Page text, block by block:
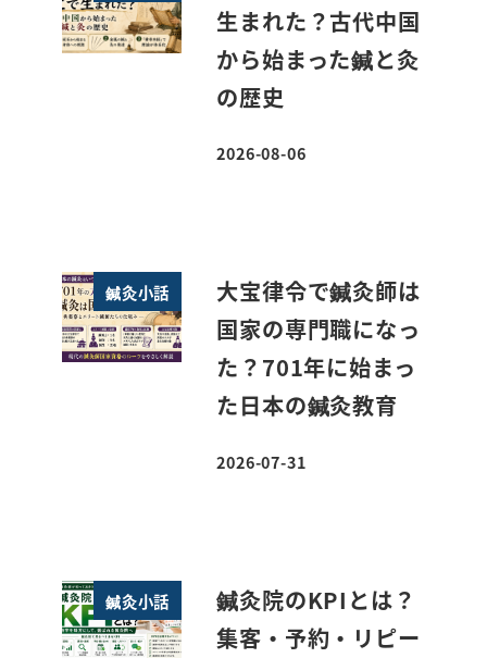
生まれた？古代中国
から始まった鍼と灸
の歴史
投稿日
2026-08-06
鍼灸小話
大宝律令で鍼灸師は
国家の専門職になっ
た？701年に始まっ
た日本の鍼灸教育
投稿日
2026-07-31
鍼灸小話
鍼灸院のKPIとは？
集客・予約・リピー